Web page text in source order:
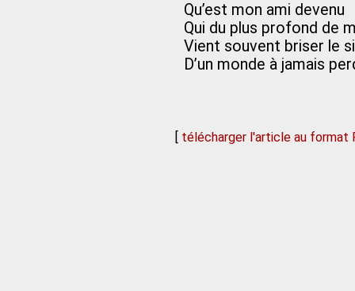
Qu’est mon ami devenu
Qui du plus profond de
Vient souvent briser le
D’un monde à jamais
[ télécharger l'article au format